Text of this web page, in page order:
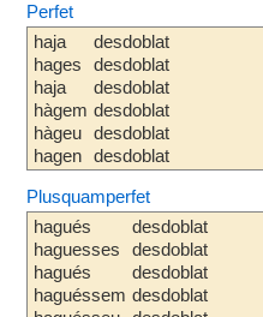
Perfet
haja
hages
haja
hàgem
hàgeu
hagen
desdoblat
desdoblat
desdoblat
desdoblat
desdoblat
desdoblat
Plusquamperfet
hagués
haguesses
hagués
haguéssem
desdoblat
desdoblat
desdoblat
desdoblat